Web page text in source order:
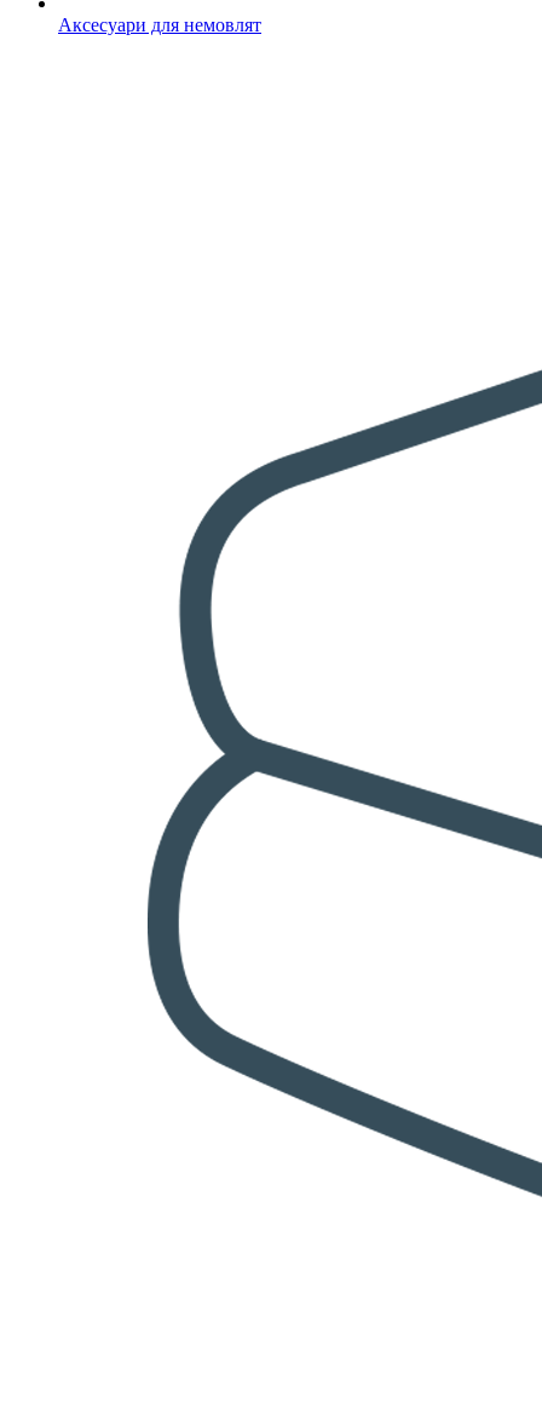
Аксесуари для немовлят